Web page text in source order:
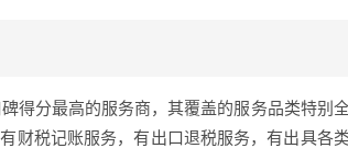
得分最高的服务商，其覆盖的服务品类特别
财税记账服务，有出口退税服务，有出具各